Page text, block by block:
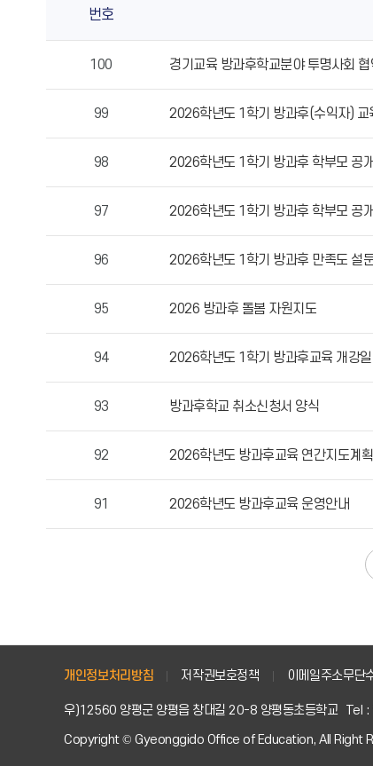
후
교
제
일,
회
수
번호
100 경기교육 방과후학교분야 투명사회 협
99 2026학년도 1학기 방과후(수익자)
98 2026학년도 1학기 방과후 학부모 공
97 2026학년도 1학기 방과후 학부모 공
96 2026학년도 1학기 방과후 만족도 설
95 2026 방과후 돌봄 자원지도
94 2026학년도 1학기 방과후교육 개강
93 방과후학교 취소신청서 양식
92 2026학년도 방과후교육 연간지도계획
91 2026학년도 방과후교육 운영안내
개인정보처리방침 저작권보호정책 이메일주소무단
우)12560 양평군 양평읍 창대길 20-8 양평동초등학교 Tel
Copyright © Gyeonggido Office of Education, All Right